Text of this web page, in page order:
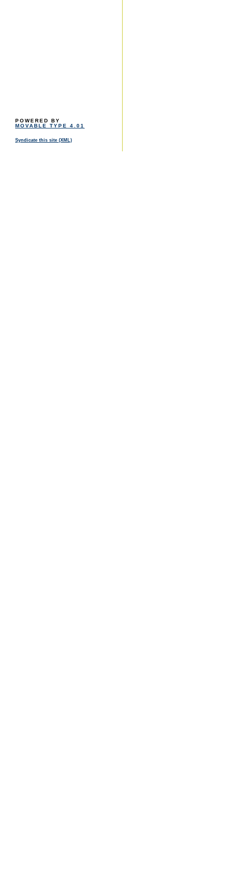
POWERED BY
MOVABLE TYPE 4.01
Syndicate this site (XML)